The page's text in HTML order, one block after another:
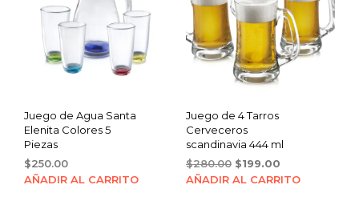
Juego de Agua Santa
Elenita Colores 5
Piezas
$250.00
AÑADIR AL CARRITO
Juego de 4 Tarros
Cerveceros
scandinavia 444 ml
$280.00 Original
price
$199.00Current
price
AÑADIR AL CARRITO